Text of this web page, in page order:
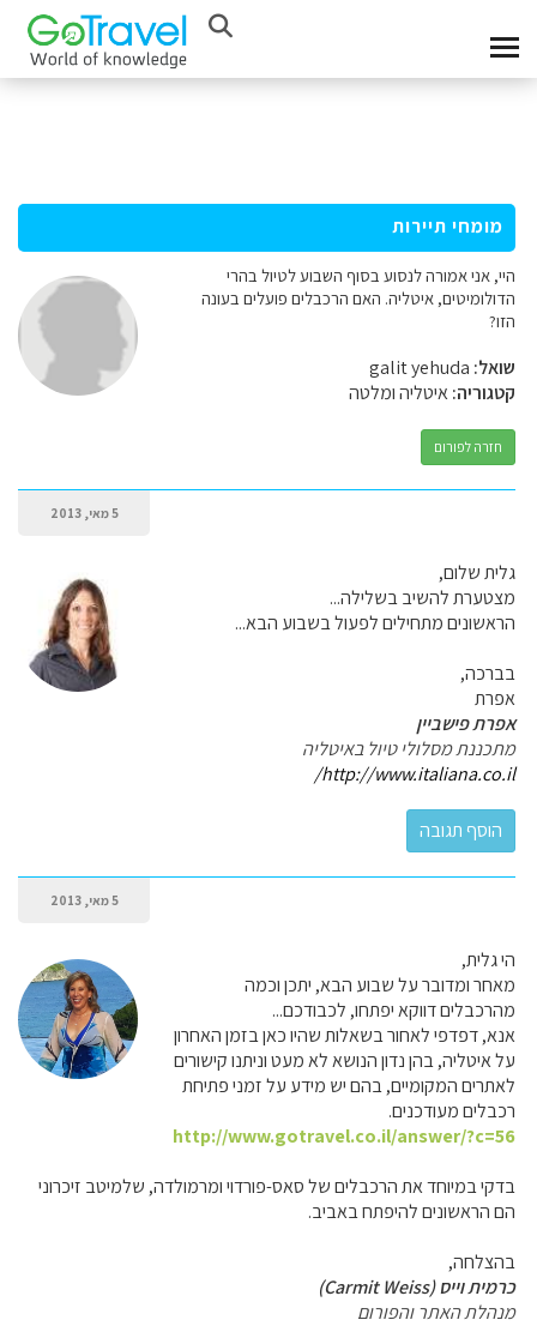
מומחי תיירות
היי, אני אמורה לנסוע בסוף השבוע לטיול בהרי
הדולומיטים, איטליה. האם הרכבלים פועלים בעונה
הזו?
שואל:
קטגוריה:איטליה ומלטה
חזרה לפורום
5 מאי, 2013
גלית שלום,
מצטערת להשיב בשלילה...
הראשונים מתחילים לפעול בשבוע הבא...
בברכה,
אפרת
אפרת פישביין
מתכננת מסלולי טיול באיטליה
http://www.italiana.co.il/
5 מאי, 2013
הי גלית,
מאחר ומדובר על שבוע הבא, יתכן וכמה
מהרכבלים דווקא יפתחו, לכבודכם...
אנא, דפדפי לאחור בשאלות שהיו כאן בזמן האחרון
על איטליה, בהן נדון הנושא לא מעט וניתנו קישורים
לאתרים המקומיים, בהם יש מידע על זמני פתיחת
רכבלים מעודכנים.
http://www.gotravel.co.il/answer/?c=56
בדקי במיוחד את הרכבלים של סאס-פורדוי ומרמולדה, שלמיטב זיכרוני
הם הראשונים להיפתח באביב.
בהצלחה,
כרמית וייס (Carmit Weiss)
מנהלת האתר והפורום